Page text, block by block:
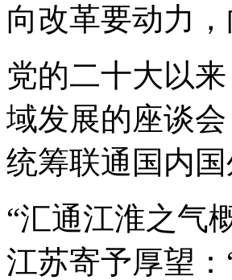
向改革要动力
党的二十大以
域发展的座谈
统筹联通国内
“汇通江淮之气
江苏寄予厚望